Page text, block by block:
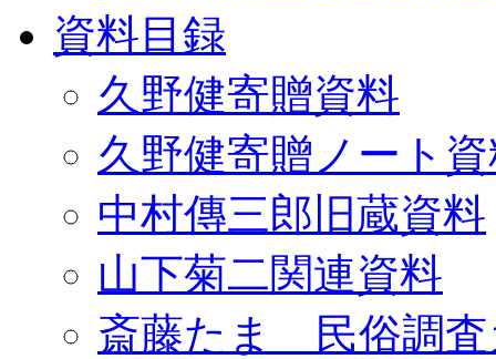
資料目録
久野健寄贈資料
久野健寄贈ノート
中村傳三郎旧蔵資料
山下菊二関連資料
斎藤たま 民俗調査